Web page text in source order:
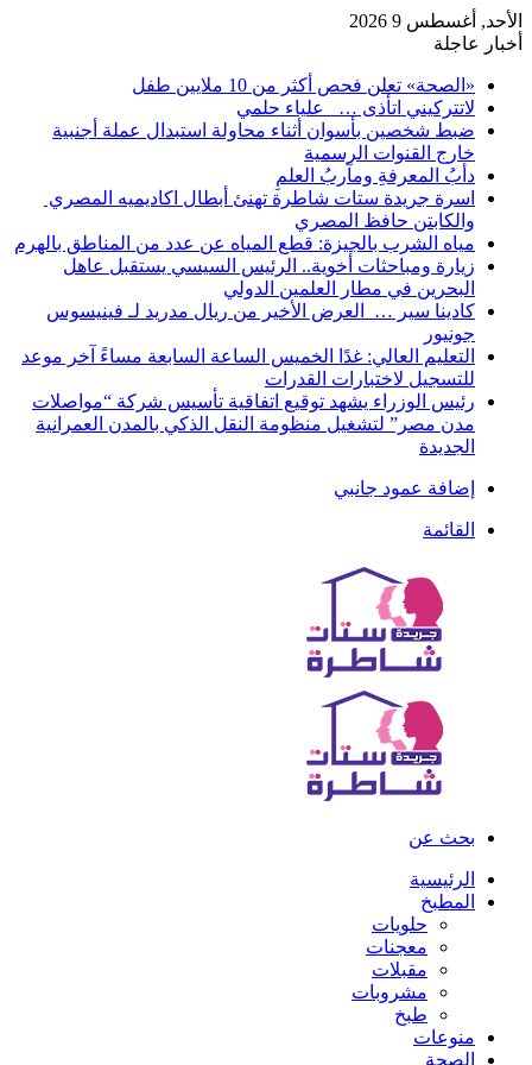
الأحد, أغسطس 9 2026
أخبار عاجلة
«الصحة» تعلن فحص أكثر من 10 ملايين طفل
لاتتركيني اتأذى … علياء حلمي
ضبط شخصين بأسوان أثناء محاولة استبدال عملة أجنبية
خارج القنوات الرسمية
دأبُ المعرفةِ ومآربُ العلمِ
اسرة جريدة ستات شاطرة تهنئ أبطال اكاديميه المصري
والكابتن حافظ المصري
مياه الشرب بالجيزة: قطع المياه عن عدد من المناطق بالهرم
زيارة ومباحثات أخوية.. الرئيس السيسي يستقبل عاهل
البحرين في مطار العلمين الدولي
كادينا سير … العرض الأخير من ريال مدريد لـ فينيسوس
جونيور
التعليم العالي: غدًا الخميس الساعة السابعة مساءً آخر موعد
للتسجيل لاختبارات القدرات
رئيس الوزراء يشهد توقيع اتفاقية تأسيس شركة “مواصلات
مدن مصر” لتشغيل منظومة النقل الذكي بالمدن العمرانية
الجديدة
إضافة عمود جانبي
القائمة
بحث عن
الرئيسية
المطبخ
حلويات
معجنات
مقبلات
مشروبات
طبخ
منوعات
الصحة